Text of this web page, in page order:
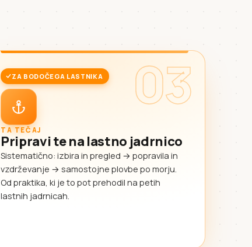
03
ZA BODOČEGA LASTNIKA
TA TEČAJ
Pripravi te na lastno jadrnico
Sistematično: izbira in pregled → popravila in
vzdrževanje → samostojne plovbe po morju.
Od praktika, ki je to pot prehodil na petih
lastnih jadrnicah.